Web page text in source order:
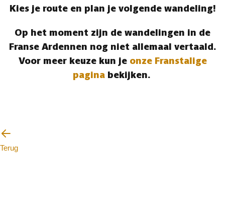
Kies je route en plan je volgende wandeling!
Op het moment zijn de wandelingen in de
Franse Ardennen nog niet allemaal vertaald.
Voor meer keuze kun je onze Franstalige
pagina bekijken.
Terug